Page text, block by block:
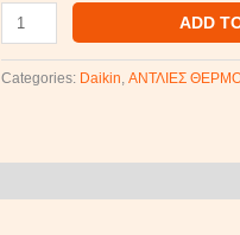
ADD
Categories: Daikin ΑΝΤΛΙΕΣ